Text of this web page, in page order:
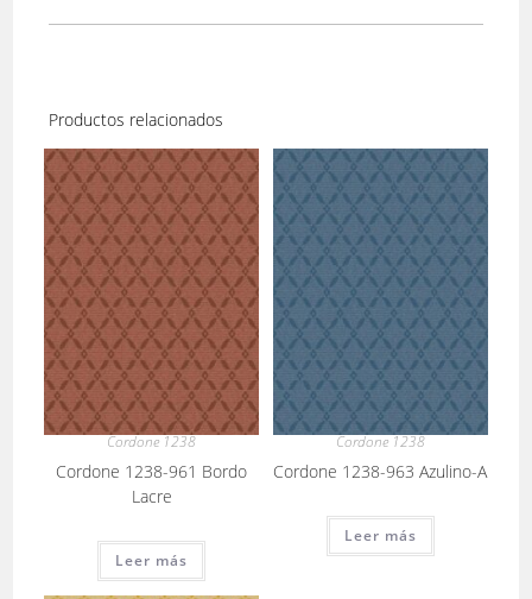
Productos relacionados
Cordone 1238
Cordone 1238-961 Bordo
Lacre
Leer más
Cordone 1238
Cordone 1238-963 Azulino-A
Leer más